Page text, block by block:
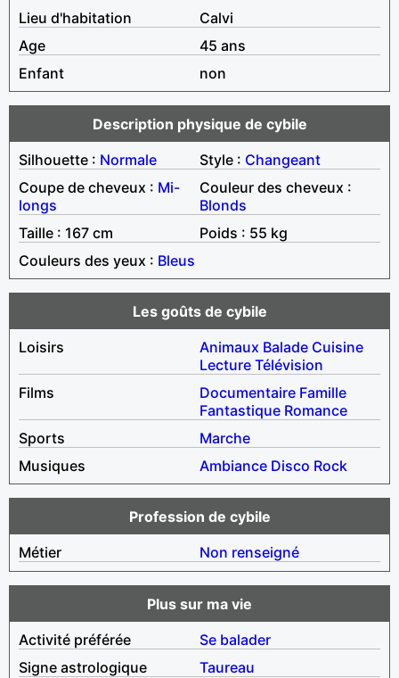
Lieu d'habitation
Calvi
Age
45 ans
Enfant
non
Description physique de cybile
Silhouette : Normale Style : Changeant
Coupe de cheveux : Mi-
longs
Couleur des cheveux :
Blonds
Taille : 167 cm
Poids : 55 kg
Couleurs des yeux : Bleus
Les goûts de cybile
Loisirs
Animaux Balade Cuisine
Lecture Télévision
Films
Documentaire Famille
Fantastique Romance
Sports
Marche
Musiques
Ambiance Disco Rock
Profession de cybile
Métier
Non renseigné
Plus sur ma vie
Activité préférée
Se balader
Signe astrologique
Taureau